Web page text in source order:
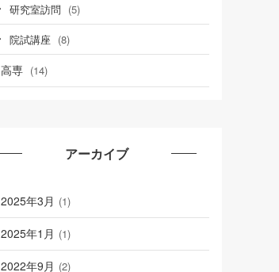
研究室訪問 (5)
院試講座 (8)
高専 (14)
アーカイブ
2025年3月 (1)
2025年1月 (1)
2022年9月 (2)